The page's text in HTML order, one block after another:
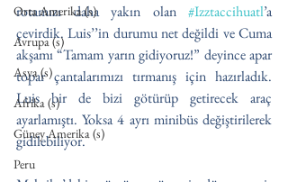
Orta Amerika (s)
Avrupa (s)
Asya (s)
Afrika (s)
Güney Amerika (s)
Peru
rotamızı daha yakın olan #Izztaccihuatl’a
çevirdik. Luis’’in durumu net değildi ve Cuma
akşamı “Tamam yarın gidiyoruz!” deyince apar
topar çantalarımızı tırmanış için hazırladık.
Luis bir de bizi götürüp getirecek araç
ayarlamıştı. Yoksa 4 ayrı minibüs değiştirilerek
gidilebiliyor.